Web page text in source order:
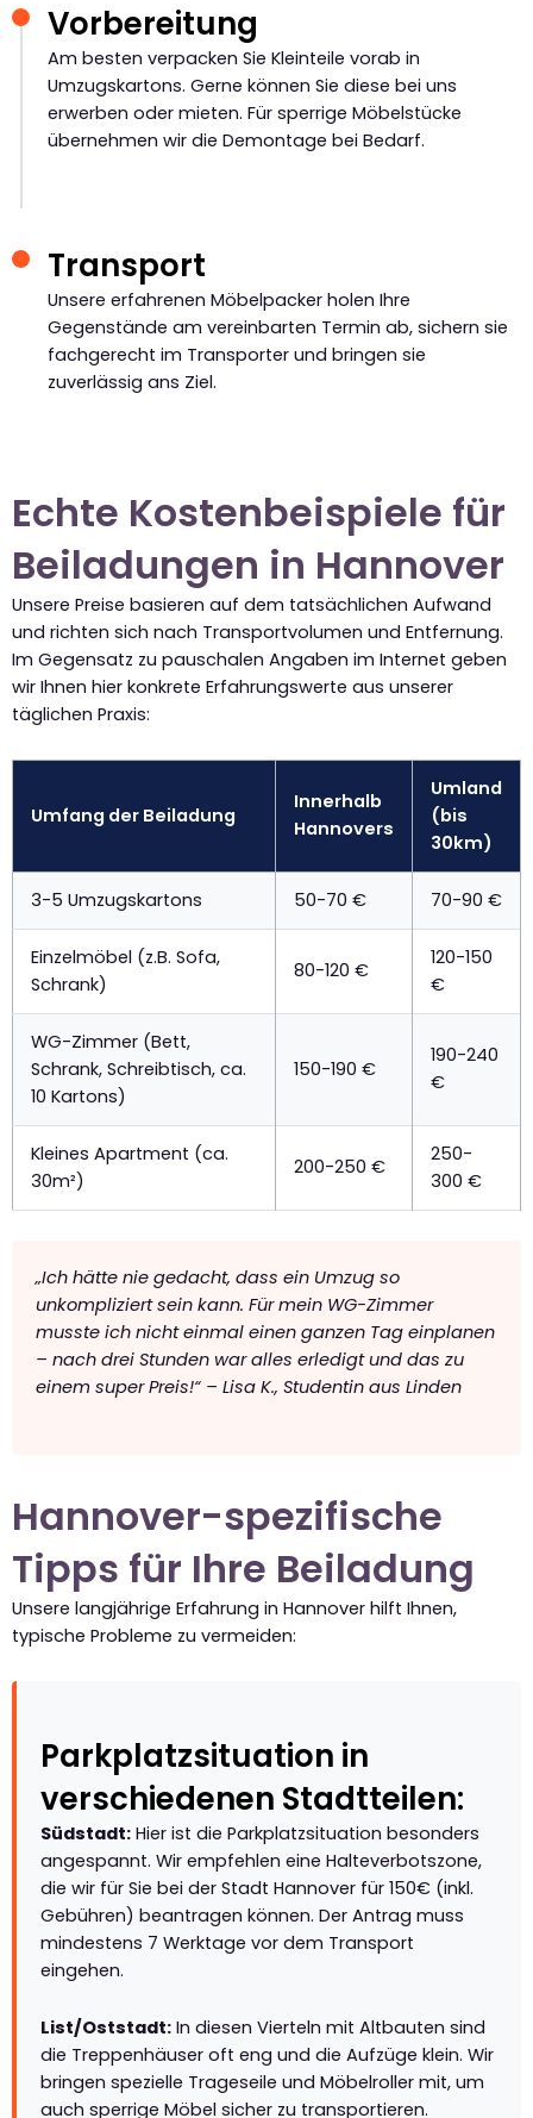
Vorbereitung
Am besten verpacken Sie Kleinteile vorab in
Umzugskartons. Gerne können Sie diese bei uns
erwerben oder mieten. Für sperrige Möbelstücke
übernehmen wir die Demontage bei Bedarf.
Transport
Unsere erfahrenen Möbelpacker holen Ihre
Gegenstände am vereinbarten Termin ab, sichern sie
fachgerecht im Transporter und bringen sie
zuverlässig ans Ziel.
Echte Kostenbeispiele für
Beiladungen in Hannover
Unsere Preise basieren auf dem tatsächlichen Aufwand
und richten sich nach Transportvolumen und Entfernung.
Im Gegensatz zu pauschalen Angaben im Internet geben
wir Ihnen hier konkrete Erfahrungswerte aus unserer
täglichen Praxis:
Umfang der Beiladung
Innerhalb
Hannovers
Umland
(bis
30km)
3-5 Umzugskartons 50-70 € 70-90 €
Einzelmöbel (z.B. Sofa,
Schrank)
80-120 €
120-150
€
WG-Zimmer (Bett,
Schrank, Schreibtisch, ca.
10 Kartons)
150-190 €
190-240
€
Kleines Apartment (ca.
30m²)
200-250 €
250-
300 €
„Ich hätte nie gedacht, dass ein Umzug so
unkompliziert sein kann. Für mein WG-Zimmer
musste ich nicht einmal einen ganzen Tag einplanen
– nach drei Stunden war alles erledigt und das zu
einem super Preis!“ – Lisa K., Studentin aus Linden
Hannover-spezifische
Tipps für Ihre Beiladung
Unsere langjährige Erfahrung in Hannover hilft Ihnen,
typische Probleme zu vermeiden:
Parkplatzsituation in
verschiedenen Stadtteilen:
Südstadt: Hier ist die Parkplatzsituation besonders
angespannt. Wir empfehlen eine Halteverbotszone,
die wir für Sie bei der Stadt Hannover für 150€ (inkl.
Gebühren) beantragen können. Der Antrag muss
mindestens 7 Werktage vor dem Transport
eingehen.
List/Oststadt: In diesen Vierteln mit Altbauten sind
die Treppenhäuser oft eng und die Aufzüge klein. Wir
bringen spezielle Trageseile und Möbelroller mit, um
auch sperrige Möbel sicher zu transportieren.